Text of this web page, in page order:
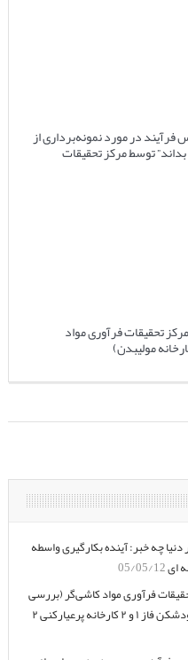
فرآیند در مورد نمونه‌برداری از
توسط مرکز تحقیقات
تحقیقات فرآوری مواد
مولیبدن)
چه خبر: آینده بکارگیری واسطه
ای05/05/12
فرآوری مواد کاشی‌گر (بررسی
روند تعویض آسترهای آسیاهای نیمه خودشکن فاز ۱ و ۲ کارخانه پرعیارکنی ۲